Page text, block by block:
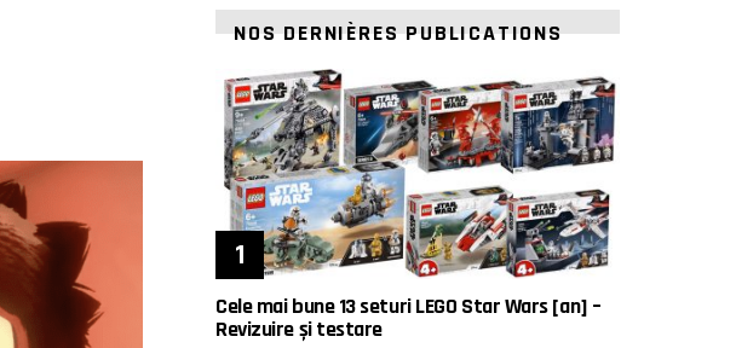
NOS DERNIÈRES PUBLICATIONS
Cele mai bune 13 seturi LEGO Star Wars [an] –
Revizuire și testare